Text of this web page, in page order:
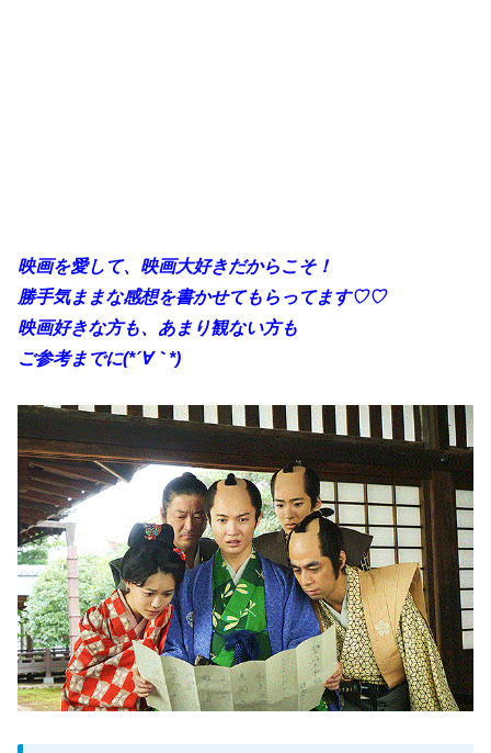
映画を愛して、映画大好きだからこそ！
勝手気ままな感想を書かせてもらってます♡♡
映画好きな方も、あまり観ない方も
ご参考までに(*´∀｀*)